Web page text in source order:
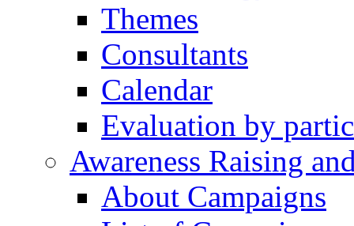
Themes
Consultants
Calendar
Evaluation by
Awareness Raising
About Campaigns